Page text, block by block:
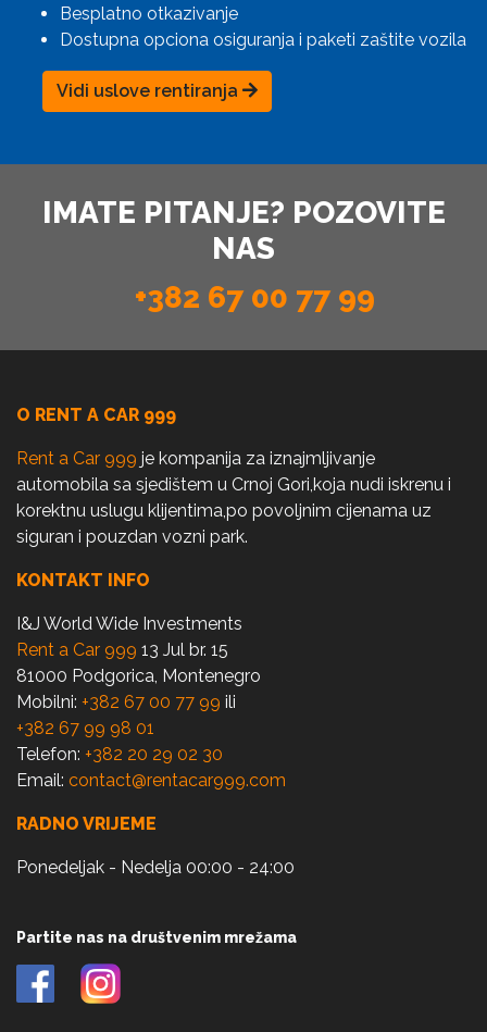
Besplatno otkazivanje
Dostupna opciona osiguranja i paketi zaštite vozila
Vidi uslove rentiranja
IMATE PITANJE? POZOVITE
NAS
+382 67 00 77 99
O RENT A CAR 999
Rent a Car 999 je kompanija za iznajmljivanje
automobila sa sjedištem u Crnoj Gori,koja nudi iskrenu i
korektnu uslugu klijentima,po povoljnim cijenama uz
siguran i pouzdan vozni park.
KONTAKT INFO
I&J World Wide Investments
Rent a Car 999 13 Jul br. 15
81000 Podgorica, Montenegro
Mobilni: +382 67 00 77 99 ili
+382 67 99 98 01
Telefon: +382 20 29 02 30
Email: contact@rentacar999.com
RADNO VRIJEME
Ponedeljak - Nedelja 00:00 - 24:00
Partite nas na društvenim mrežama